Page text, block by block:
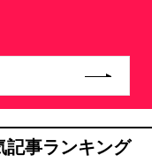
記事ランキング